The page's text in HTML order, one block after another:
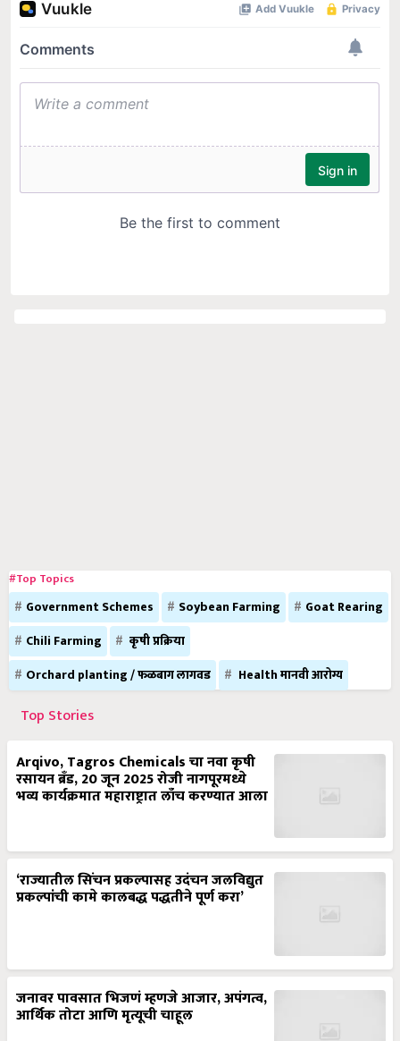
#Top Topics
Government Schemes Soybean Farming
Goat Rearing
Chili Farming
कृषी प्रक्रिया
Orchard planting / फळबाग लागवड
Health मानवी आरोग्य
Top Stories
Arqivo, Tagros Chemicals चा नवा कृषी
रसायन ब्रँड, 20 जून 2025 रोजी नागपूरमध्ये
भव्य कार्यक्रमात महाराष्ट्रात लाँच करण्यात आला
‘राज्यातील सिंचन प्रकल्पासह उदंचन जलविद्युत
प्रकल्पांची कामे कालबद्ध पद्धतीने पूर्ण करा’
जनावर पावसात भिजणं म्हणजे आजार, अपंगत्व,
आर्थिक तोटा आणि मृत्यूची चाहूल